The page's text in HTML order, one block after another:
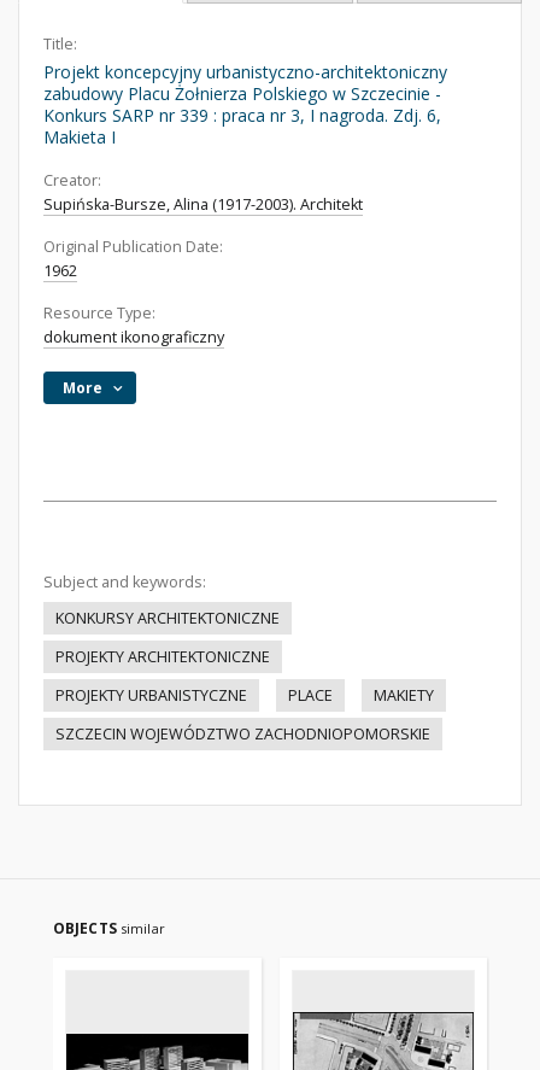
Title:
Projekt koncepcyjny urbanistyczno-architektoniczny
zabudowy Placu Żołnierza Polskiego w Szczecinie -
Konkurs SARP nr 339 : praca nr 3, I nagroda. Zdj. 6,
Makieta I
Creator:
Supińska-Bursze, Alina (1917-2003). Architekt
Original Publication Date:
1962
Resource Type:
dokument ikonograficzny
More
Subject and keywords:
KONKURSY ARCHITEKTONICZNE
PROJEKTY ARCHITEKTONICZNE
PROJEKTY URBANISTYCZNE
PLACE
MAKIETY
SZCZECIN WOJEWÓDZTWO ZACHODNIOPOMORSKIE
OBJECTS similar